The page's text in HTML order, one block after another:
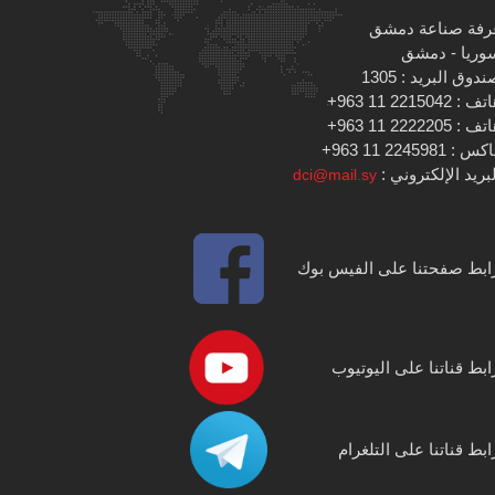
صناعة دمشق
- دمشق
البريد : 1305
: 2215042 11 963+
: 2222205 11 963+
: 2245981 11 963+
الإلكتروني : dci@mail.sy
صفحتنا على الفيس بوك
قناتنا على اليوتيوب
قناتنا على التلغرام